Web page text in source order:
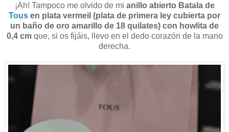
¡Ah! Tampoco me olvido de mi anillo abierto Batala de
Tous en plata vermeil (plata de primera ley cubierta por
un baño de oro amarillo de 18 quilates) con howlita de
0,4 cm que, si os fijáis, llevo en el dedo corazón de la mano
derecha.